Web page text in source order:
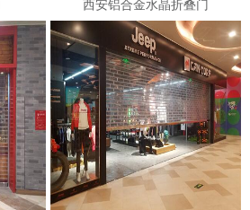
西安铝合金水晶折叠门